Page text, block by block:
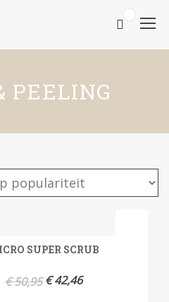
PEELING
SUPER SCRUB
€50,95 €42,46